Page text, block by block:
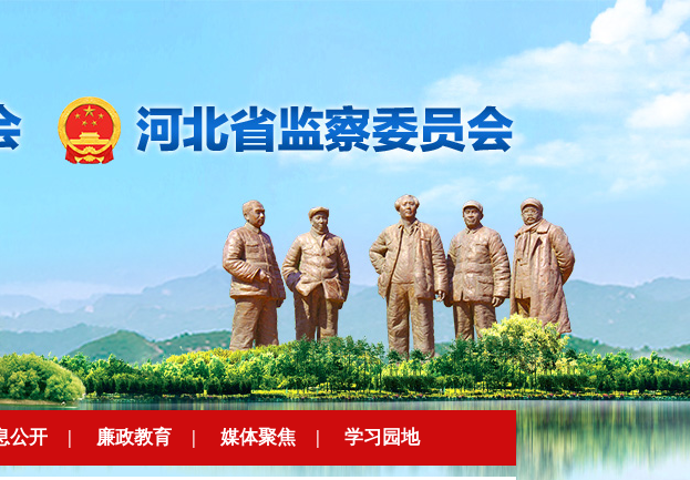
公开 | 廉政教育 | 媒体聚焦 | 学习园地